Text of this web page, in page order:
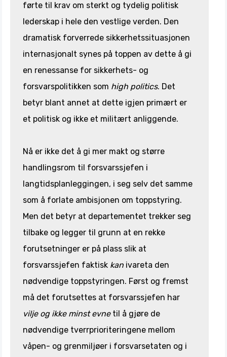
førte til krav om sterkt og tydelig politisk
lederskap i hele den vestlige verden. Den
dramatisk forverrede sikkerhetssituasjonen
internasjonalt synes på toppen av dette å gi
en renessanse for sikkerhets- og
forsvarspolitikken som high politics. Det
betyr blant annet at dette igjen primært er
et politisk og ikke et militært anliggende.
Nå er ikke det å gi mer makt og større
handlingsrom til forsvarssjefen i
langtidsplanleggingen, i seg selv det samme
som å forlate ambisjonen om toppstyring.
Men det betyr at departementet trekker seg
tilbake og legger til grunn at en rekke
forutsetninger er på plass slik at
forsvarssjefen faktisk kan ivareta den
nødvendige toppstyringen. Først og fremst
må det forutsettes at forsvarssjefen har
vilje og ikke minst evnetil å gjøre de
nødvendige tverrprioriteringene mellom
våpen- og grenmiljøer i forsvarsetaten og i